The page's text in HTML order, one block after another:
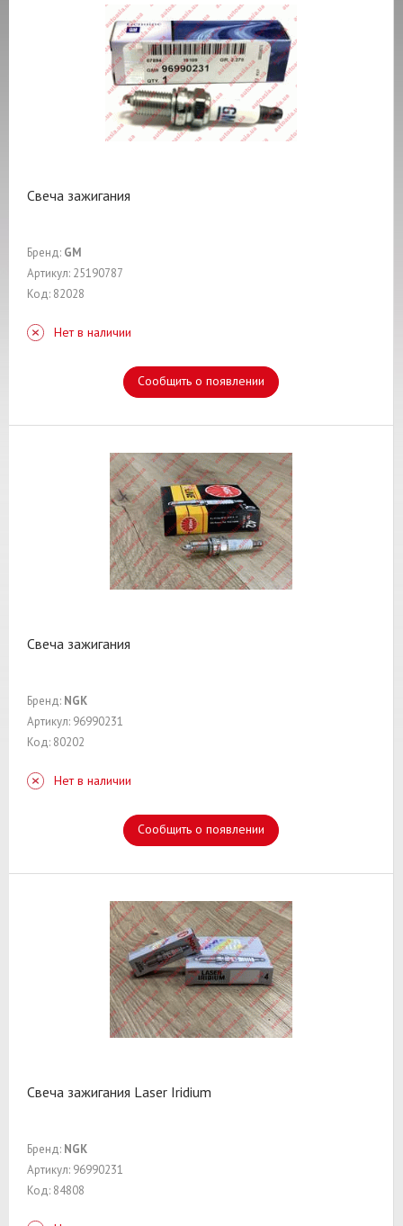
Свеча зажигания
Бренд: GM
Артикул: 25190787
Код: 82028
Нет в наличии
Сообщить о появлении
Свеча зажигания
Бренд: NGK
Артикул: 96990231
Код: 80202
Нет в наличии
Сообщить о появлении
Свеча зажигания Laser Iridium
Бренд: NGK
Артикул: 96990231
Код: 84808